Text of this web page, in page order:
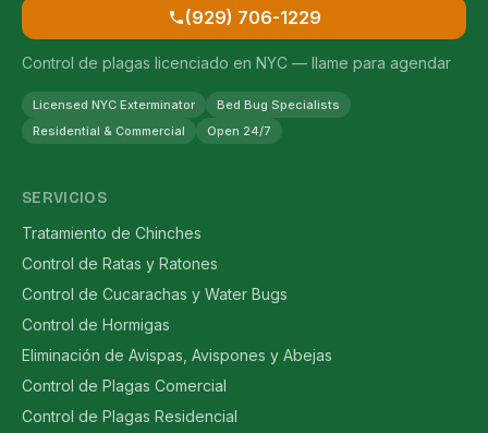
(929) 706-1229
Control de plagas licenciado en NYC — llame para agendar
Licensed NYC Exterminator
Bed Bug Specialists
Residential & Commercial
Open 24/7
SERVICIOS
Tratamiento de Chinches
Control de Ratas y Ratones
Control de Cucarachas y Water Bugs
Control de Hormigas
Eliminación de Avispas, Avispones y Abejas
Control de Plagas Comercial
Control de Plagas Residencial